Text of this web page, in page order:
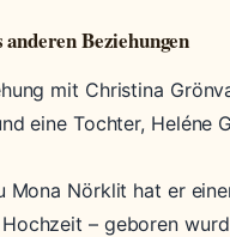
Beziehungen
mit Christina
eine Tochter, Heléne
Mona Nörklit hat er
– geboren